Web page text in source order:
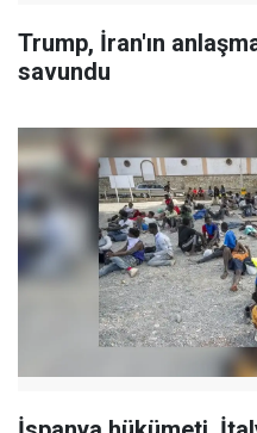
Trump, İran'ın
savundu